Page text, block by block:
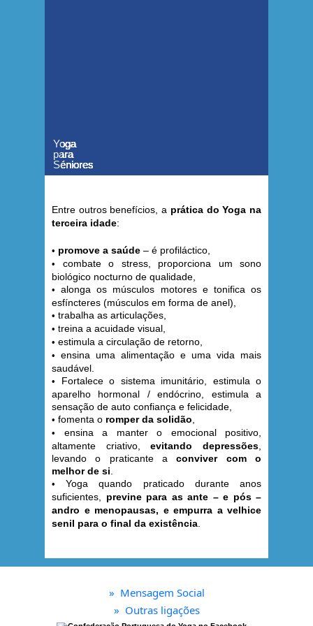
Yoga
para
Séniores
Yoga
para
Séniores
Yoga
para
Séniores
Yoga
para
Séniores
Yoga
para
Séniores
Yoga
para
Séniores
Yoga
para
Séniores
Entre outros benefícios, a prática do Yoga na
terceira idade:
• promove a saúde – é profiláctico,
• combate o stress, proporciona um sono
biológico nocturno de qualidade,
•alonga os músculos motores e tonifica os
esfíncteres (músculos em forma de anel),
• trabalha as articulações,
• treina a acuidade visual,
• estimula a circulação de retorno,
• ensina uma alimentação e uma vida mais
saudável.
• Fortalece o sistema imunitário, estimula o
aparelho hormonal / endócrino, estimula a
sensação de auto confiança e felicidade,
• fomenta o romper da solidão
• ensina a manter o emocional positivo,
altamente criativo,evitando depressões
levando o praticante aconviver com o
melhor de si
•Yoga quando praticado durante anos
suficientes, previne para as ante – e pós –
andro e menopausas, e empurra a velhice
senil para o final da existência
» Mensagem Social
» Outras ligações